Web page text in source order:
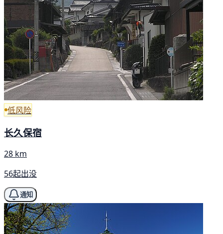
低风险
长久保宿
28 km
56起出没
通知